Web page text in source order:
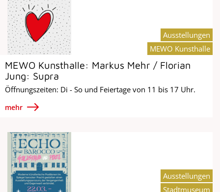
MEWO Kunsthalle: Markus Mehr / Florian
Jung: Supra
Öffnungszeiten: Di - So und Feiertage von 11 bis 17 Uhr.
mehr
Ausstellungen
MEWO Kunsthalle
Ausstellungen
Stadtmuseum